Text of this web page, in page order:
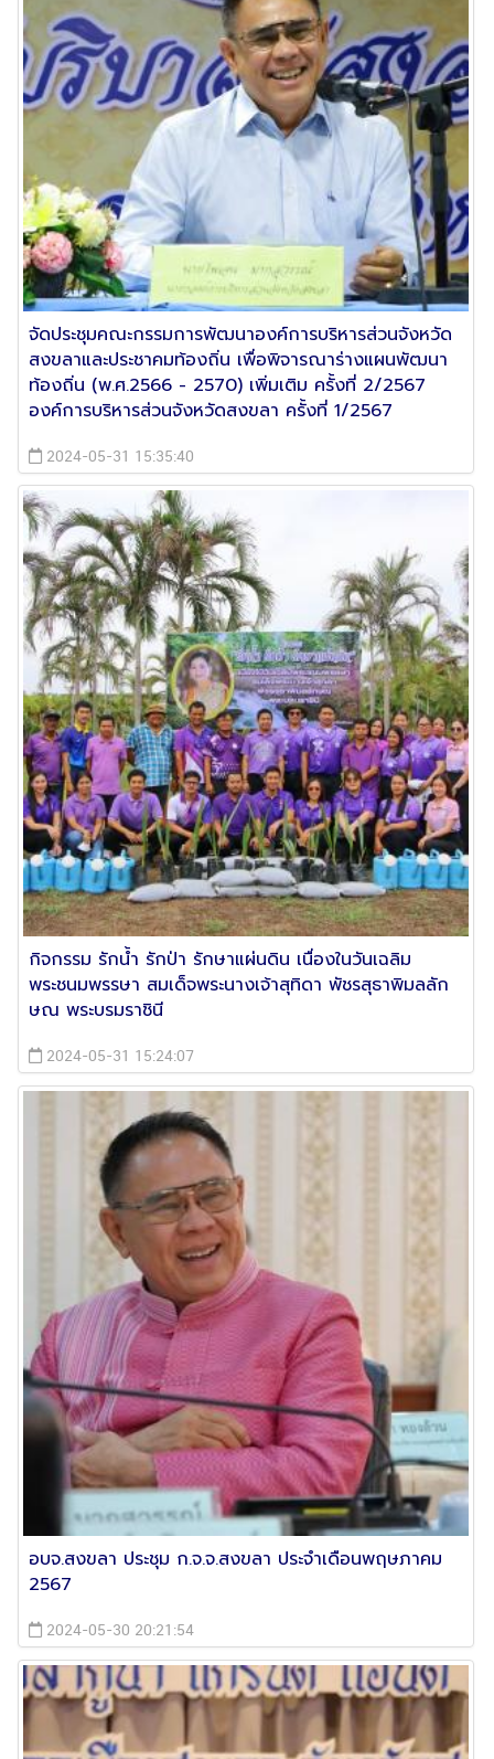
จัดประชุมคณะกรรมการพัฒนาองค์การบริหารส่วนจังหวัด
สงขลาและประชาคมท้องถิ่น เพื่อพิจารณาร่างแผนพัฒนา
ท้องถิ่น (พ.ศ.2566 - 2570) เพิ่มเติม ครั้งที่ 2/2567
องค์การบริหารส่วนจังหวัดสงขลา ครั้งที่ 1/2567
2024-05-31 15:35:40
กิจกรรม รักน้ำ รักป่า รักษาแผ่นดิน เนื่องในวันเฉลิม
พระชนมพรรษา สมเด็จพระนางเจ้าสุทิดา พัชรสุธาพิมลลัก
ษณ พระบรมราชินี
2024-05-31 15:24:07
อบจ.สงขลา ประชุม ก.จ.จ.สงขลา ประจำเดือนพฤษภาคม
2567
2024-05-30 20:21:54